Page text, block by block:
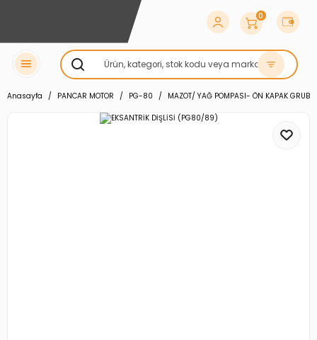
0
Anasayfa PANCAR MOTOR PG-80 MAZOT/ YAĞ POMPASI- ÖN KAPAK GRUBU